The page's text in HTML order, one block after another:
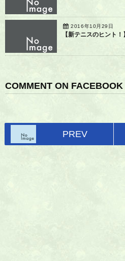
2016年10月29日
【新テニスのヒント
COMMENT ON FACEBOOK
PREV